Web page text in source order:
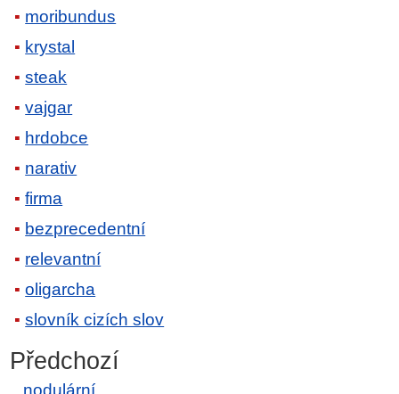
moribundus
krystal
steak
vajgar
hrdobce
narativ
firma
bezprecedentní
relevantní
oligarcha
slovník cizích slov
Předchozí